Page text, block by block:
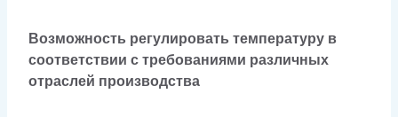
Возможность регулировать температуру в
соответствии с требованиями различных
отраслей производства